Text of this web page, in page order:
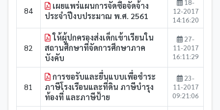
84
เผยแพร่แผนการจัดซื้อจัดจ้าง
ประจำปีงบประมาณ พ.ศ. 2561
18-
12-2017
14:16:20
82
ให้ผู้ปกครองส่งเด็กเข้าเรียนใน
สถานศึกษาที่จัดการศึกษาภาค
บังคับ
27-
11-2017
16:11:29
81
การขอรับและยื่นแบบเพื่อชำระ
ภาษีโรงเรือนและที่ดิน ภาษีบำรุง
ท้องที่ และภาษีป้าย
23-
11-2017
09:21:06